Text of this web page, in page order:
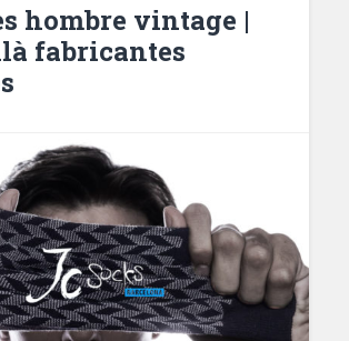
hombre vintage |
fabricantes